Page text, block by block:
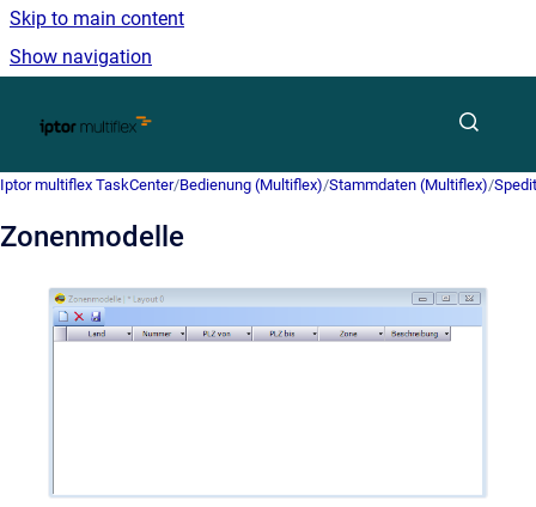
Skip to main content
Show navigation
Iptor multiflex TaskCenter/Bedienung (Multiflex)/Stammdaten (Multiflex)/
Zonenmodelle